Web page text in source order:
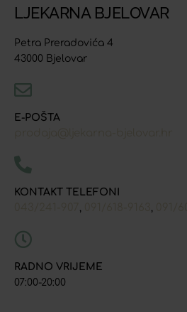
LJEKARNA BJELOVAR
Petra Preradovića 4
43000 Bjelovar
E-POŠTA
KONTAKT TELEFONI
, ,
RADNO VRIJEME
07:00-20:00